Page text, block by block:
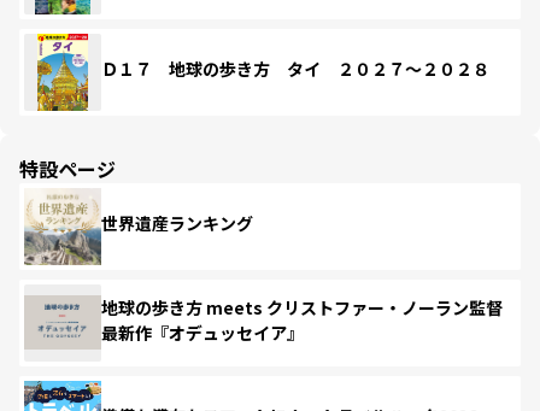
Ｄ１７ 地球の歩き方 タイ ２０２７～２０２８
特設ページ
世界遺産ランキング
地球の歩き方 meets クリストファー・ノーラン監督
最新作『オデュッセイア』